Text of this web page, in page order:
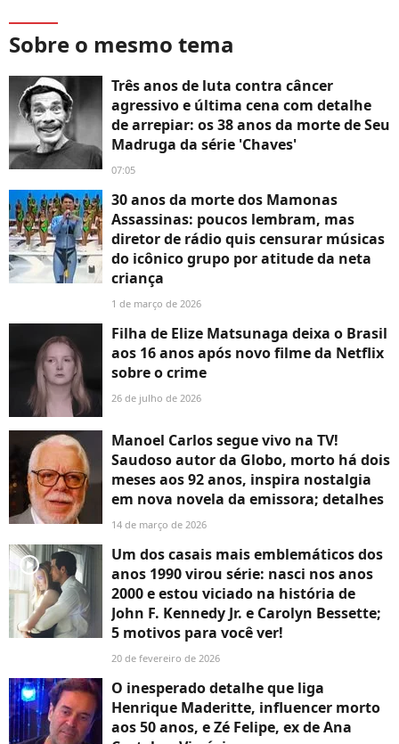
Sobre o mesmo tema
Três anos de luta contra câncer
agressivo e última cena com detalhe
de arrepiar: os 38 anos da morte de Seu
Madruga da série 'Chaves'
07:05
30 anos da morte dos Mamonas
Assassinas: poucos lembram, mas
diretor de rádio quis censurar músicas
do icônico grupo por atitude da neta
criança
1 de março de 2026
Filha de Elize Matsunaga deixa o Brasil
aos 16 anos após novo filme da Netflix
sobre o crime
26 de julho de 2026
Manoel Carlos segue vivo na TV!
Saudoso autor da Globo, morto há dois
meses aos 92 anos, inspira nostalgia
em nova novela da emissora; detalhes
14 de março de 2026
player2
Um dos casais mais emblemáticos dos
anos 1990 virou série: nasci nos anos
2000 e estou viciado na história de
John F. Kennedy Jr. e Carolyn Bessette;
5 motivos para você ver!
20 de fevereiro de 2026
O inesperado detalhe que liga
Henrique Maderitte, influencer morto
aos 50 anos, e Zé Felipe, ex de Ana